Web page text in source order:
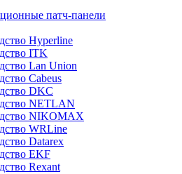
патч-панели
Hyperline
ITK
Lan Union
Cabeus
DKC
NETLAN
NIKOMAX
WRLine
Datarex
EKF
Rexant